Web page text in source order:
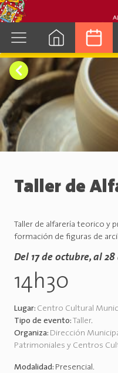
Taller de
Taller de alfarería teorico y
formación de figuras de
Del 17 de octubre, al
14h30
Lugar: Centro Cultural
Tipo de evento: Taller.
Organiza: Dirección
Patrimoniales y Centros
Modalidad: Presencial.